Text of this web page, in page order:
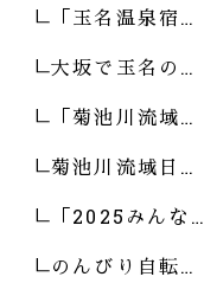
「玉名温泉宿…
大坂で玉名の…
「菊池川流域…
菊池川流域日…
「2025みんな…
のんびり自転…